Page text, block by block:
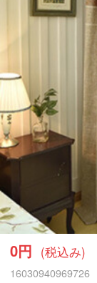
0円 (税込み)
16030940969726